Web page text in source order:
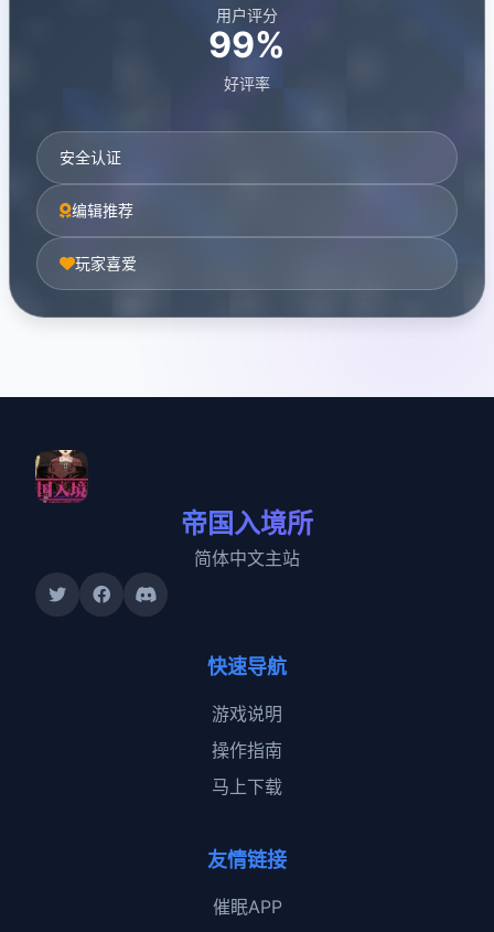
用户评分
99%
好评率
安全认证
编辑推荐
玩家喜爱
帝国入境所
简体中文主站
快速导航
游戏说明
操作指南
马上下载
友情链接
催眠APP